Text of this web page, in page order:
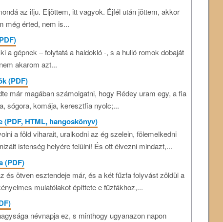
az ifju. Eljöttem, itt vagyok. Éjfél után jöttem, akkor
még érted, nem is...
a gépnek – folytatá a haldokló -, s a hulló romok dobaját
akarom azt...
(PDF)
már magában számolgatni, hogy Rédey uram egy, a fia
sógora, komája, keresztfia nyolc;...
HTML, hangoskönyv)
a föld viharait, uralkodni az ég szelein, fölemelkedni
istenség helyére felülni! És ott élvezni mindazt,...
(PDF)
és ötven esztendeje már, és a két fűzfa folyvást zöldül a
mulatólakot építtete e fűzfákhoz,...
névnapja ez, s minthogy ugyanazon napon